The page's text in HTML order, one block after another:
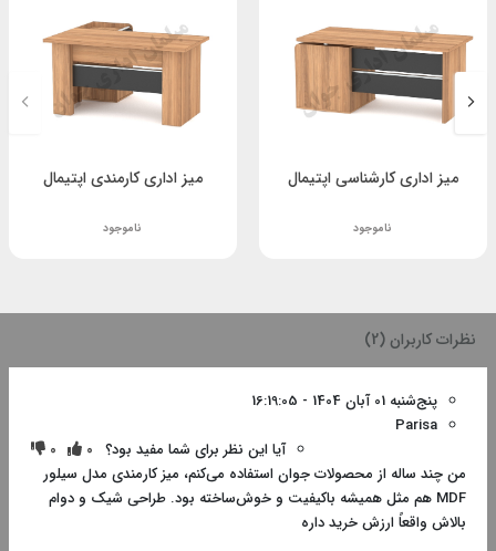
میز اداری کارشناسی اپتیمال
ناموجود
میز اداری کارمندی اپتیمال
ناموجود
نظرات کاربران (2)
پنج‌شنبه 01 آبان 1404 - 16:19:05
Parisa
آیا این نظر برای شما مفید بود؟ 0
0
من چند ساله از محصولات جوان استفاده می‌کنم، میز کارمندی مدل سیلور
MDF هم مثل همیشه باکیفیت و خوش‌ساخته بود. طراحی شیک و دوام
بالاش واقعاً ارزش خرید داره